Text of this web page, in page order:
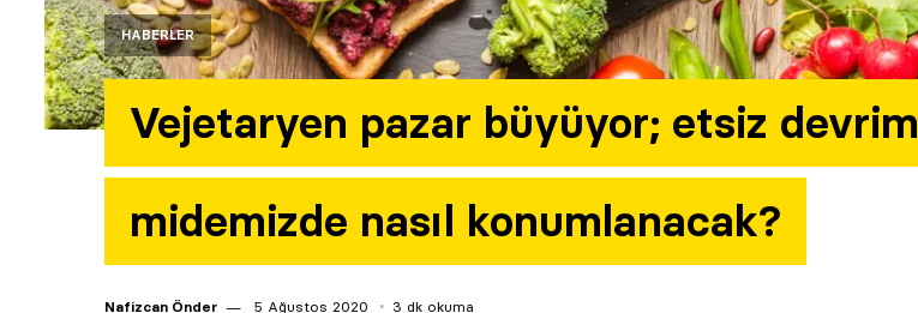
HABERLER
Vejetaryen pazar büyüyor; etsiz devrim
midemizde nasıl konumlanacak?
Nafizcan Önder 5 Ağustos 2020 3 dk okuma